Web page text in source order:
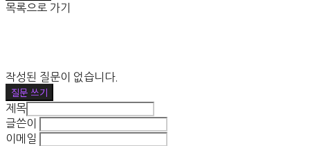
목록으로 가기
작성된 질문이 없습니다.
질문 쓰기
제목
글쓴이
이메일